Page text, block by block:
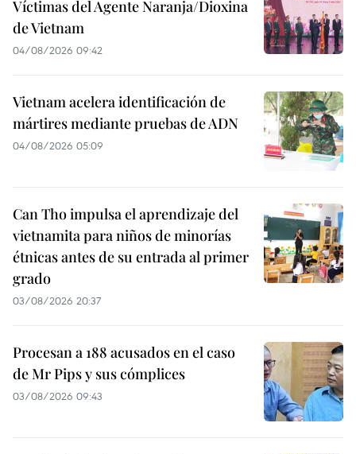
Víctimas del Agente Naranja/Dioxina
de Vietnam
04/08/2026 09:42
Vietnam acelera identificación de
mártires mediante pruebas de ADN
04/08/2026 05:09
Can Tho impulsa el aprendizaje del
vietnamita para niños de minorías
étnicas antes de su entrada al primer
grado
03/08/2026 20:37
Procesan a 188 acusados en el caso
de Mr Pips y sus cómplices
03/08/2026 09:43